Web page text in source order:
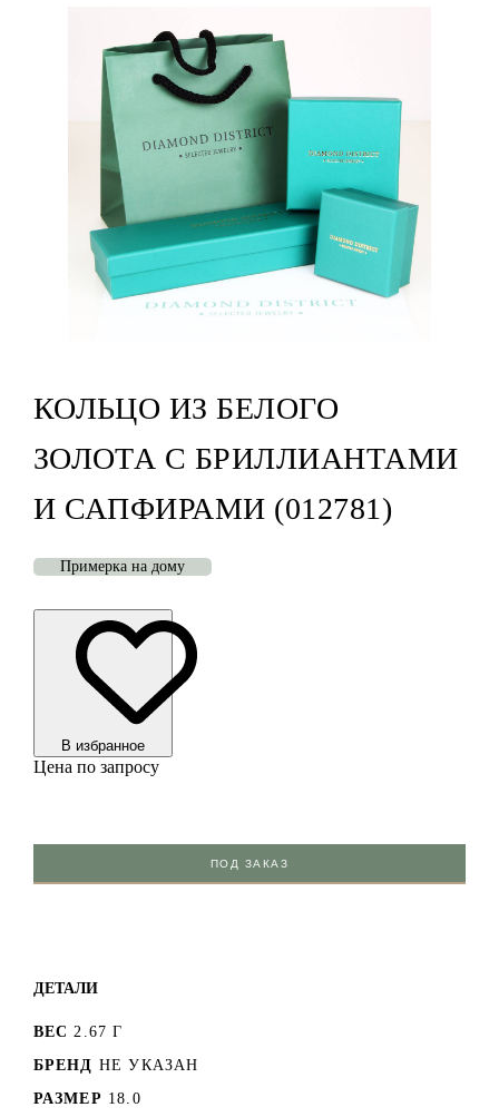
КОЛЬЦО ИЗ БЕЛОГО
ЗОЛОТА С БРИЛЛИАНТАМИ
И САПФИРАМИ (012781)
Примерка на дому
В избранноe
Цена по запросу
ПОД ЗАКАЗ
ДЕТАЛИ
ВЕС 2.67 Г
БРЕНД НЕ УКАЗАН
РАЗМЕР 18.0